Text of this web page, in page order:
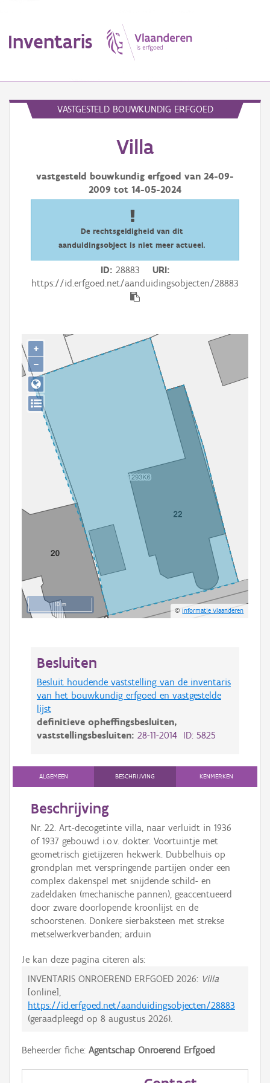
Inventaris
Aanduidingsobject
Waarneming
Persoon of collectief
Aanmelden
VASTGESTELD BOUWKUNDIG ERFGOED
Villa
vastgesteld bouwkundig erfgoed van 24-09-
2009 tot 14-05-2024
De rechtsgeldigheid van dit
aanduidingsobject is niet meer actueel.
ID 28883
URI
https://id.erfgoed.net/aanduidingsobjecten/28883
10 m
©Informatie Vlaanderen
+
−
Besluiten
Besluit houdende vaststelling van de inventaris
van het bouwkundig erfgoed en vastgestelde
lijst
definitieve opheffingsbesluiten,
vaststellingsbesluiten: 28-11-2014 ID: 5825
ALGEMEEN BESCHRIJVING KENMERKEN
Beschrijving
Nr. 22. Art-decogetinte villa, naar verluidt in 1936
of 1937 gebouwd i.o.v. dokter. Voortuintje met
geometrisch gietijzeren hekwerk. Dubbelhuis op
grondplan met verspringende partijen onder een
complex dakenspel met snijdende schild- en
zadeldaken (mechanische pannen), geaccentueerd
door zware doorlopende kroonlijst en de
schoorstenen. Donkere sierbaksteen met strekse
metselwerkverbanden; arduin
Je kan deze pagina citeren als:
INVENTARIS ONROEREND ERFGOED 2026: Villa
[online],
https://id.erfgoed.net/aanduidingsobjecten/28883
(geraadpleegd op 8 augustus 2026).
Beheerder fiche: Agentschap Onroerend Erfgoed